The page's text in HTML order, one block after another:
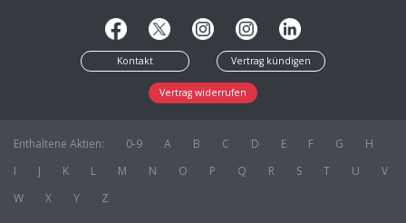
Kontakt Vertrag kündigen
Vertrag widerrufen
Enthaltene Aktien: 0-9 A B C D E F G
H
I
J K L M N O P Q R S T U
V
W
X Y Z